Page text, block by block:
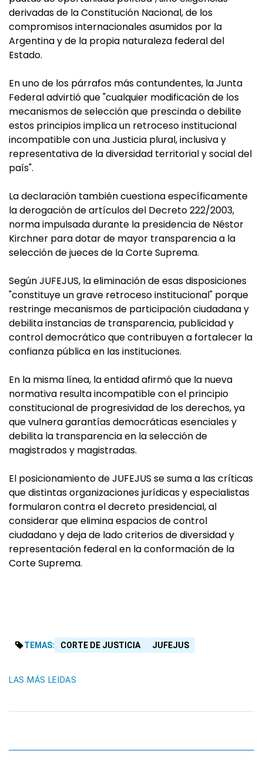
derivadas de la Constitución Nacional, de los
compromisos internacionales asumidos por la
Argentina y de la propia naturaleza federal del
Estado.
En uno de los párrafos más contundentes, la Junta
Federal advirtió que "cualquier modificación de los
mecanismos de selección que prescinda o debilite
estos principios implica un retroceso institucional
incompatible con una Justicia plural, inclusiva y
representativa de la diversidad territorial y social del
país".
La declaración también cuestiona específicamente
la derogación de artículos del Decreto 222/2003,
norma impulsada durante la presidencia de Néstor
Kirchner para dotar de mayor transparencia a la
selección de jueces de la Corte Suprema.
Según JUFEJUS, la eliminación de esas disposiciones
"constituye un grave retroceso institucional" porque
restringe mecanismos de participación ciudadana y
debilita instancias de transparencia, publicidad y
control democrático que contribuyen a fortalecer la
confianza pública en las instituciones.
En la misma línea, la entidad afirmó que la nueva
normativa resulta incompatible con el principio
constitucional de progresividad de los derechos, ya
que vulnera garantías democráticas esenciales y
debilita la transparencia en la selección de
magistrados y magistradas.
El posicionamiento de JUFEJUS se suma a las críticas
que distintas organizaciones jurídicas y especialistas
formularon contra el decreto presidencial, al
considerar que elimina espacios de control
ciudadano y deja de lado criterios de diversidad y
representación federal en la conformación de la
Corte Suprema.
TEMAS: CORTE DE JUSTICIA JUFEJUS
LAS MÁS LEIDAS